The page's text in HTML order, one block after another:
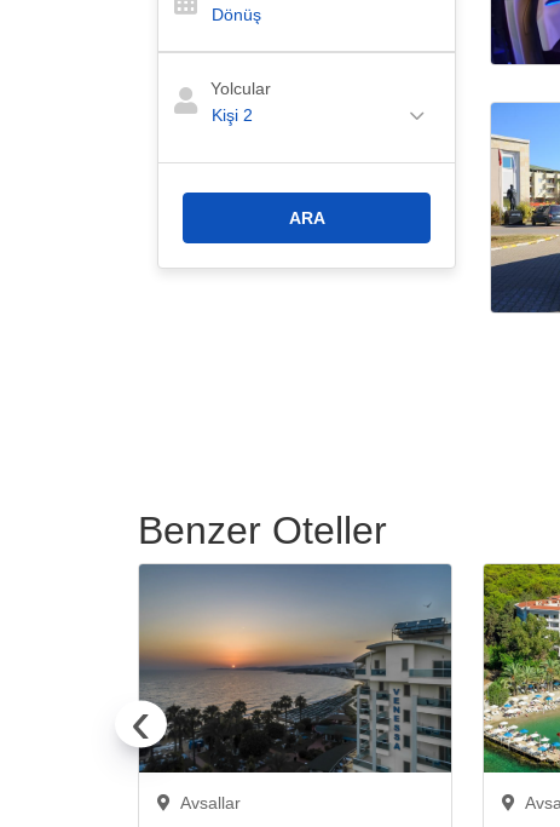
Yolcular
Kişi 2
Benzer Oteller
Avsallar
‹